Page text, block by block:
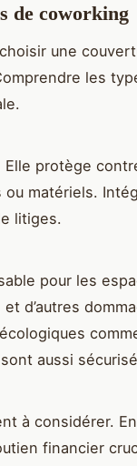
de coworking
une
les
Elle protège
matériels.
litiges.
pour les
d’autres
sont aussi
à considérer.
financier